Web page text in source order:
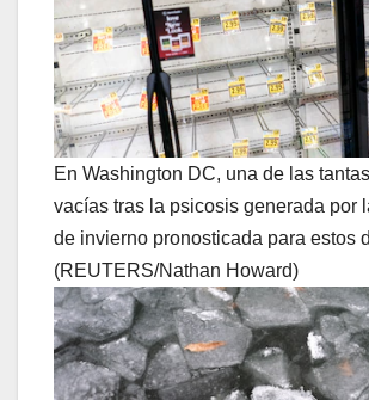
En Washington DC, una de las
vacías tras la psicosis generada por
de invierno pronosticada para estos
(REUTERS/Nathan Howard)